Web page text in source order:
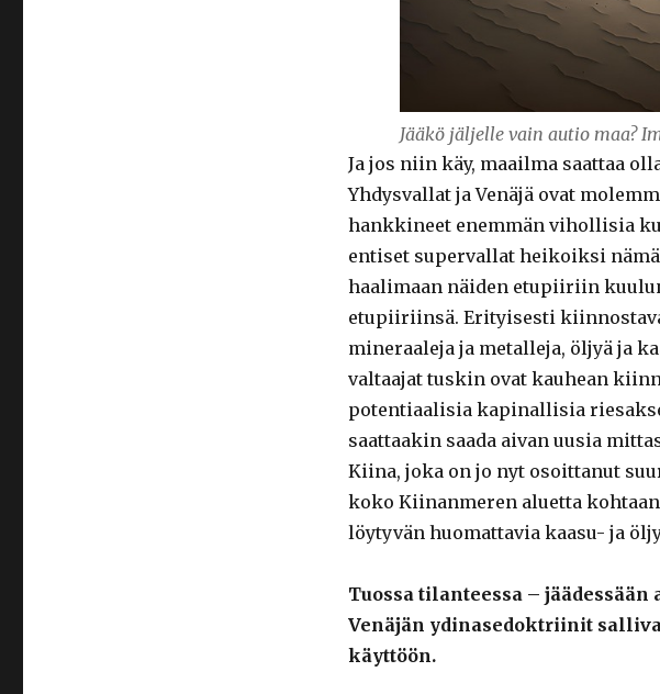
Jääkö jäljelle vain autio maa?
Ja jos niin käy, maailma saattaa
Yhdysvallat ja Venäjä ovat
hankkineet enemmän vihollisia
entiset supervallat heikoiksi
haalimaan näiden etupiiriin
etupiiriinsä. Erityisesti
mineraaleja ja metalleja, öljyä ja
valtaajat tuskin ovat kauhean
potentiaalisia kapinallisia
saattaakin saada aivan uusia
Kiina, joka on jo nyt osoittanut
koko Kiinanmeren aluetta
löytyvän huomattavia kaasu- ja
Tuossa tilanteessa –
Venäjän ydinasedoktriinit
käyttöön.